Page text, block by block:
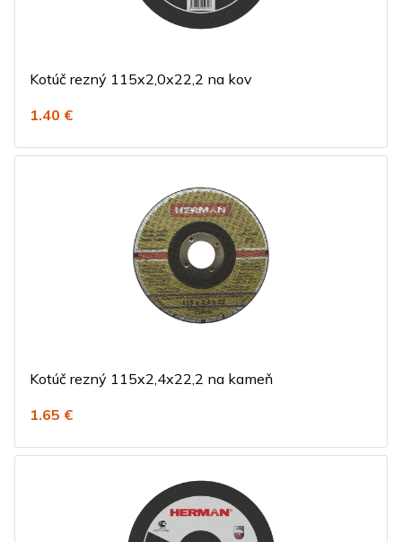
Kotúč rezný 115x2,0x22,2 na kov
1.40 €
Kotúč rezný 115x2,4x22,2 na kameň
1.65 €